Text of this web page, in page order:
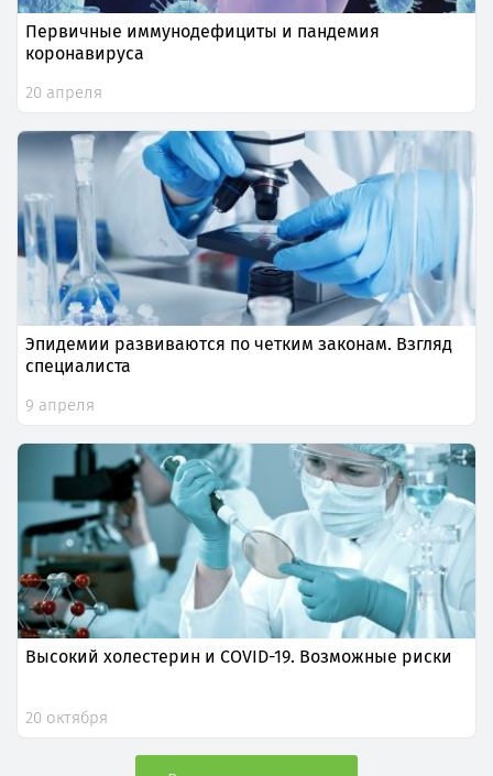
Первичные иммунодефициты и пандемия
коронавируса
20 апреля
Эпидемии развиваются по четким законам. Взгляд
специалиста
9 апреля
Высокий холестерин и COVID-19. Возможные риски
20 октября